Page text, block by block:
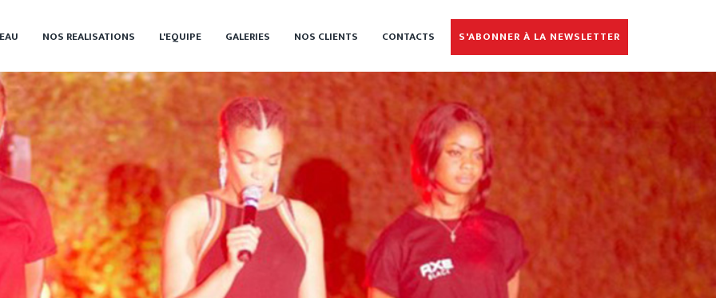
NOS REALISATIONS L'EQUIPE GALERIES NOS CLIENTS CONTACTS S'ABONNER À LA NEWSLETTER